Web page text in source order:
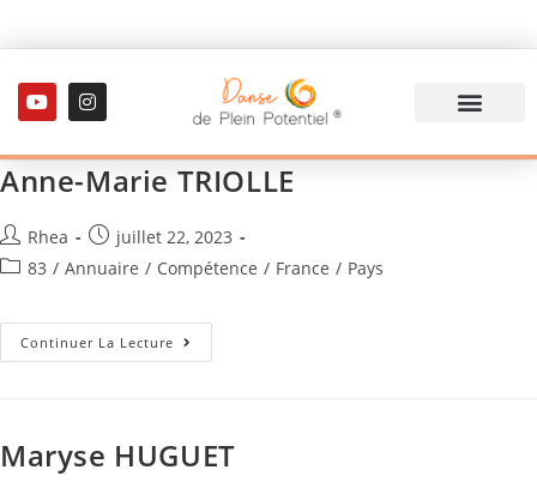
Anne-Marie TRIOLLE
Rhea
juillet 22, 2023
83 / Annuaire / Compétence / France / Pays
Continuer La Lecture
Maryse HUGUET